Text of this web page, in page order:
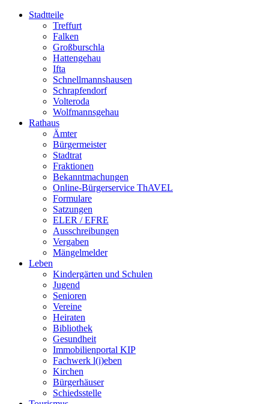
Stadtteile
Treffurt
Falken
Großburschla
Hattengehau
Ifta
Schnellmannshausen
Schrapfendorf
Volteroda
Wolfmannsgehau
Rathaus
Ämter
Bürgermeister
Stadtrat
Fraktionen
Bekanntmachungen
Online-Bürgerservice ThAVEL
Formulare
Satzungen
ELER / EFRE
Ausschreibungen
Vergaben
Mängelmelder
Leben
Kindergärten und Schulen
Jugend
Senioren
Vereine
Heiraten
Bibliothek
Gesundheit
Immobilienportal KIP
Fachwerk l(i)eben
Kirchen
Bürgerhäuser
Schiedsstelle